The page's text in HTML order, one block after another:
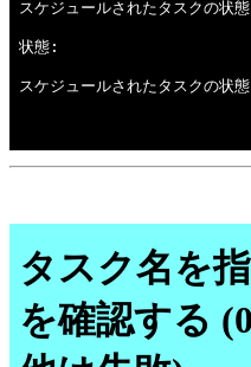
タスク名を
を確認する